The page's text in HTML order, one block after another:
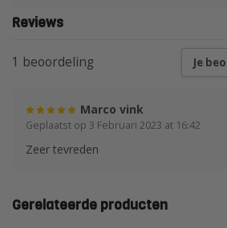
Reviews
1 beoordeling Je
Marco vink
Geplaatst op 3 Februari 2023 at 16:42
Zeer tevreden
Gerelateerde producten